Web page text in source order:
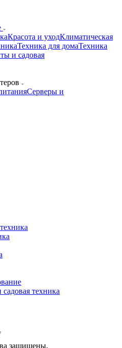
Красота и уходКлиматическая
Техника для домаТехника
и садовая
Серверы и
техника
защищены.